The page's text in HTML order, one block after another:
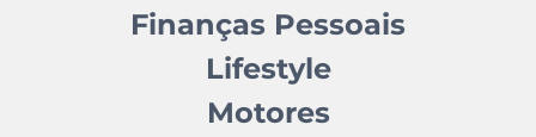
Finanças Pessoais
Lifestyle
Motores